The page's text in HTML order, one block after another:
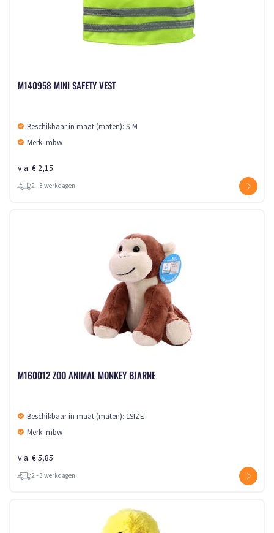
M140958 MINI SAFETY VEST
Beschikbaar in maat (maten): S-M
Merk: mbw
v.a. € 2,15
2 - 3 werkdagen
M160012 ZOO ANIMAL MONKEY BJARNE
Beschikbaar in maat (maten): 1SIZE
Merk: mbw
v.a. € 5,85
2 - 3 werkdagen